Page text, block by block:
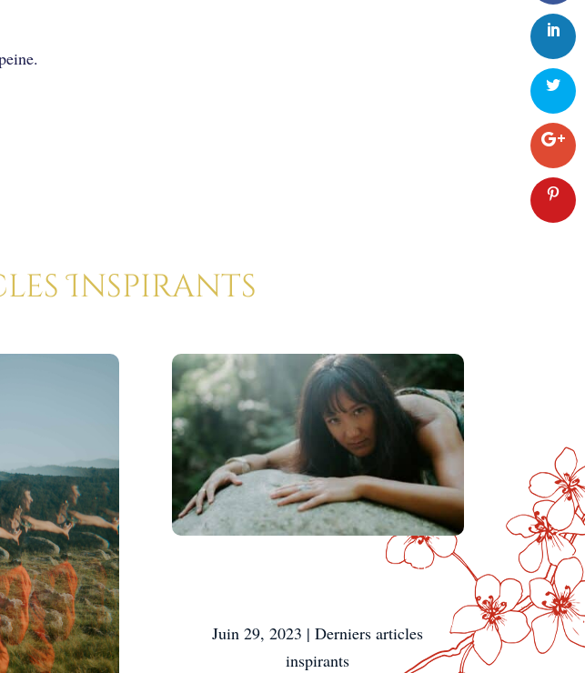
Inspirants
Exprimer Son Énergie
Juin 29, 2023 |Derniers articles
inspirants